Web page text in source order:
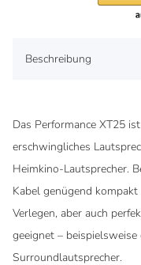
Beschreibung
Das Performance XT25
erschwingliches
Heimkino-Lautsprecher.
Kabel genügend
Verlegen, aber auch
geeignet –
Surroundlautsprecher.